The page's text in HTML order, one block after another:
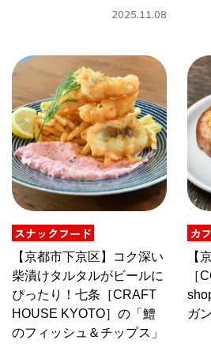
CULTURE
すべて
関西で開催。
おすすめの展覧会
おすすめの映画
誠光社で選びました
2025.11.08
スナックフード
【京都市下京区】コク深い
柴漬けタルタルがビールに
ぴったり！七条［CRAFT
HOUSE KYOTO］の「鱧
のフィッシュ＆チップス」
カ
【
［
ガ